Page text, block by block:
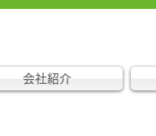
会社紹介